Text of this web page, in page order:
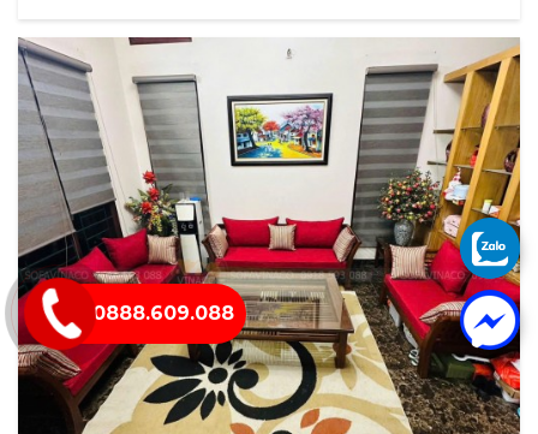
0888.609.088